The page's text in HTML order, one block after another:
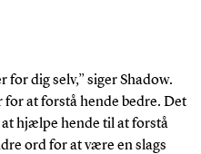
for dig selv,” siger Shadow.
at forstå hende bedre. Det
hjælpe hende til at forstå
ord for at være en slags